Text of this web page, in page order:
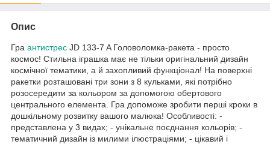
Опис
Гра антистрес JD 133-7 A Головоломка-ракета - просто
космос! Стильна іграшка має не тільки оригінальний дизайн
космічної тематики, а й захопливий функціонал! На поверхні
ракетки розташовані три зони з 8 кульками, які потрібно
розосередити за кольором за допомогою обертового
центрального елемента. Гра допоможе зробити перші кроки в
дошкільному розвитку вашого малюка! Особливості: -
представлена у 3 видах; - унікальне поєднання кольорів; -
тематичний дизайн із милими ілюстраціями; - цікавий і